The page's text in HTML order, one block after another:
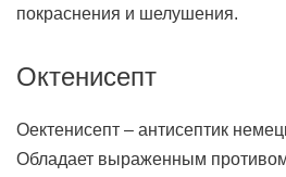
покраснения и шелушения.
Октенисепт
Оектенисепт – антисептик
Обладает выраженным